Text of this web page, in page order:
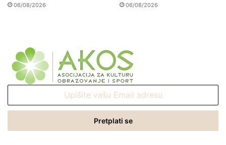
06/08/2026 06/08/2026
Email